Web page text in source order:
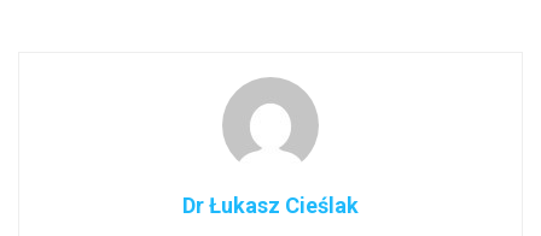
Dr Łukasz Cieślak